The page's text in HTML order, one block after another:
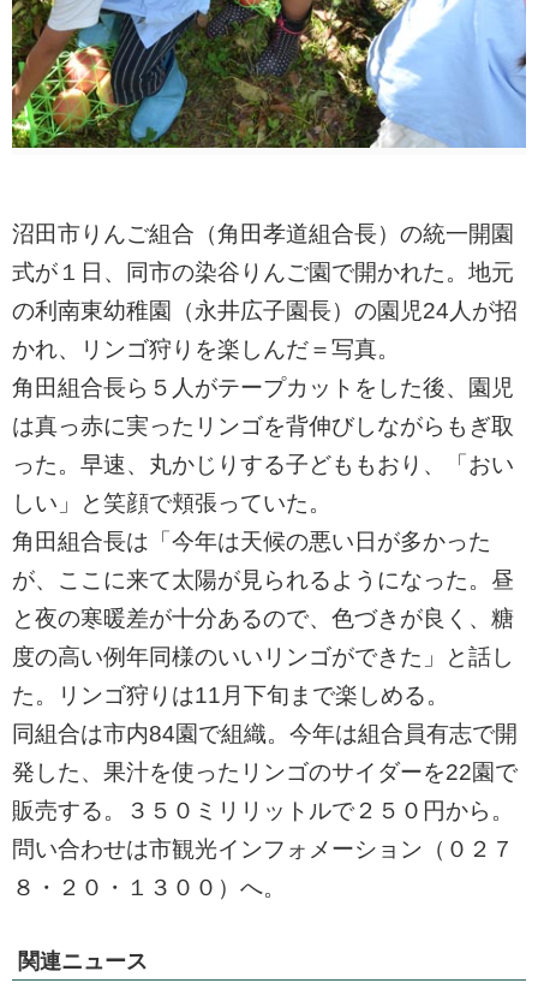
沼田市りんご組合（角田孝道組合長）の統一開園
式が１日、同市の染谷りんご園で開かれた。地元
の利南東幼稚園（永井広子園長）の園児24人が招
かれ、リンゴ狩りを楽しんだ＝写真。
角田組合長ら５人がテープカットをした後、園児
は真っ赤に実ったリンゴを背伸びしながらもぎ取
った。早速、丸かじりする子どももおり、「おい
しい」と笑顔で頬張っていた。
角田組合長は「今年は天候の悪い日が多かった
が、ここに来て太陽が見られるようになった。昼
と夜の寒暖差が十分あるので、色づきが良く、糖
度の高い例年同様のいいリンゴができた」と話し
た。リンゴ狩りは11月下旬まで楽しめる。
同組合は市内84園で組織。今年は組合員有志で開
発した、果汁を使ったリンゴのサイダーを22園で
販売する。３５０ミリリットルで２５０円から。
問い合わせは市観光インフォメーション（０２７
８・２０・１３００）へ。
関連ニュース